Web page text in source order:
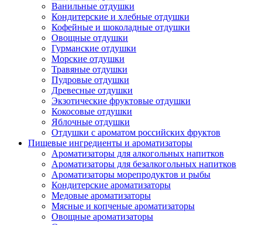
Ванильные отдушки
Кондитерские и хлебные отдушки
Кофейные и шоколадные отдушки
Овощные отдушки
Гурманские отдушки
Морские отдушки
Травяные отдушки
Пудровые отдушки
Древесные отдушки
Экзотические фруктовые отдушки
Кокосовые отдушки
Яблочные отдушки
Отдушки с ароматом российских фруктов
Пищевые ингредиенты и ароматизаторы
Ароматизаторы для алкогольных напитков
Ароматизаторы для безалкогольных напитков
Ароматизаторы морепродуктов и рыбы
Кондитерские ароматизаторы
Медовые ароматизаторы
Мясные и копченые ароматизаторы
Овощные ароматизаторы